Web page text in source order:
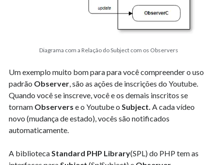
Diagrama com a Relação do Subject com os Observers
Um exemplo muito bom para para você compreender o uso
padrão Observer,são as ações de inscrições do Youtube.
Quando você se inscreve, você e os demais inscritos se
tornam Observers e o Youtube o Subject. A cada vídeo
novo (mudança de estado), vocês são notificados
automaticamente.
A bibliotecaStandard PHP Library(SPL) do PHP tem as